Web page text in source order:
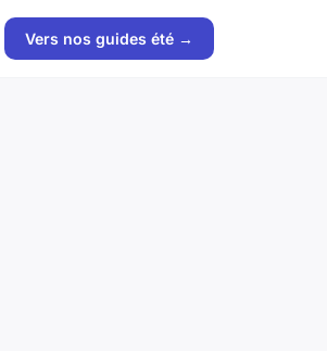
Vers nos guides été →